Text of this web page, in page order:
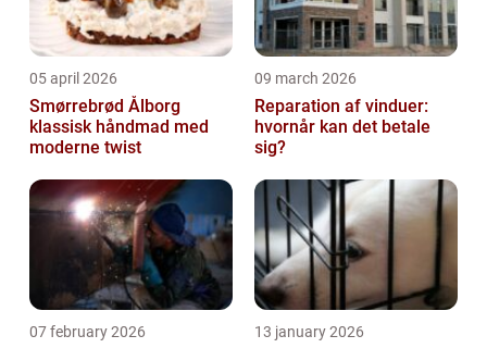
05 april 2026
Smørrebrød Ålborg
klassisk håndmad med
moderne twist
09 march 2026
Reparation af vinduer:
hvornår kan det betale
sig?
07 february 2026 13 january 2026